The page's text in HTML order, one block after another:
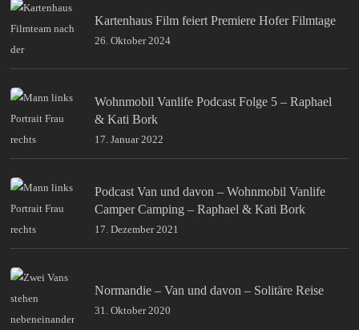
Kartenhaus Film feiert Premiere Hofer Filmtage
26. Oktober 2024
Wohnmobil Vanlife Podcast Folge 5 – Raphael
& Kati Bork
17. Januar 2022
Podcast Van und davon – Wohnmobil Vanlife
Camper Camping – Raphael & Kati Bork
17. Dezember 2021
Normandie – Van und davon – Solitäre Reise
31. Oktober 2020